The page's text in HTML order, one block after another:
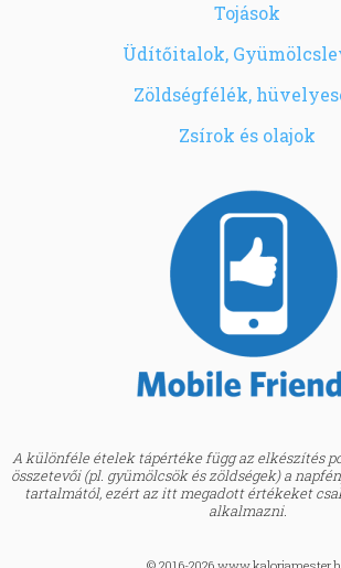
Tojások
Üdítőitalok,
Zöldségfélék,
Zsírok és olajok
A különféle ételek tápértéke függ az elkészítés
összetevői (pl. gyümölcsök és zöldségek) a
tartalmától, ezért az itt megadott értékeket
alkalmazni.